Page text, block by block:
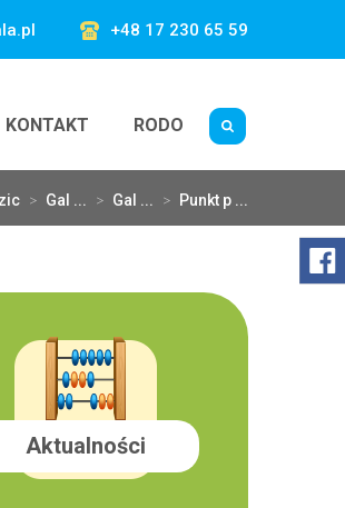
+48 17 230 65 59
KONTAKT RODO
> Gal ... > Gal ... > Punkt p ...
Aktualności